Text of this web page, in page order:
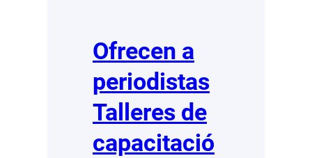
Ofrecen a
periodistas
Talleres de
capacitació